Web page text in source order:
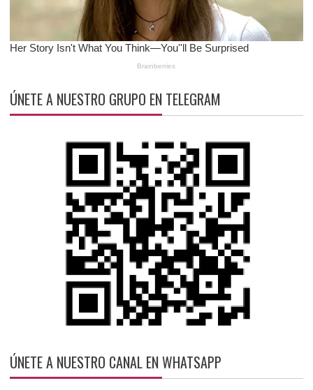
ÚNETE A NUESTRO GRUPO EN TELEGRAM
ÚNETE A NUESTRO CANAL EN WHATSAPP